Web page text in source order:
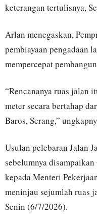
keterangan tertulisnya,
Arlan menegaskan,
pembiayaan pengadaan
mempercepat
“Rencananya ruas jalan
meter secara bertahap
Baros, Serang,”
Usulan pelebaran Jalan
sebelumnya
kepada Menteri
meninjau sejumlah ruas
Senin (6/7/2026).